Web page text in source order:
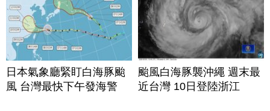
日本氣象廳緊盯白海豚颱
風 台灣最快下午發海警
颱風白海豚襲沖繩 週末最
近台灣 10日登陸浙江